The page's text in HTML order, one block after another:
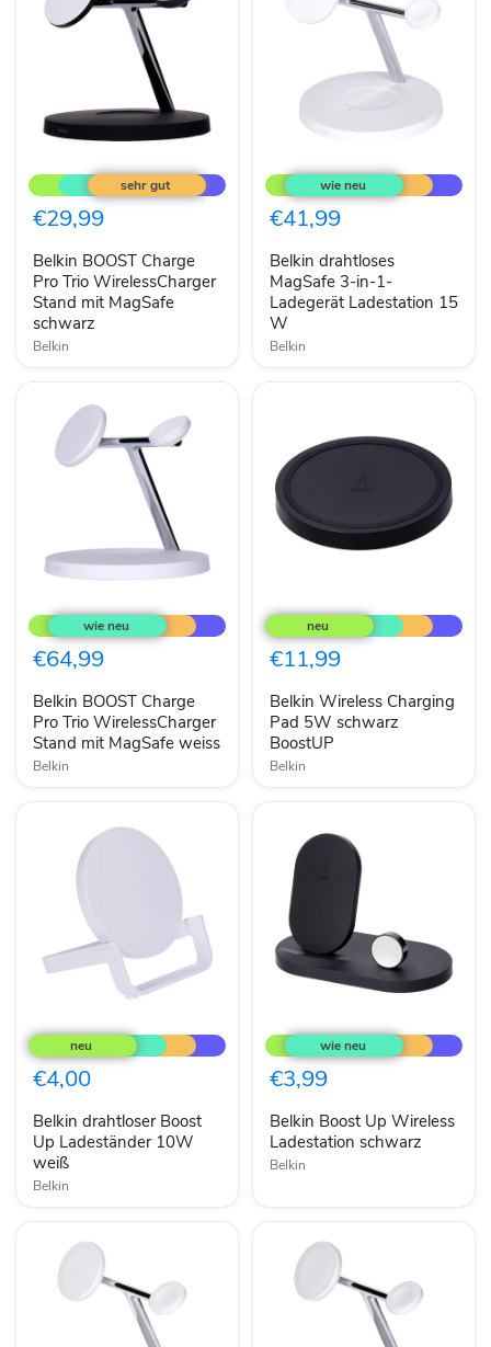
BOOST
Charge
Pro
Trio
Stand
mit
MagSafe
schwarz
€29,99
Belkin BOOST Charge
Pro Trio WirelessCharger
Stand mit MagSafe
schwarz
Belkin
drahtloses
MagSafe
3-
in-
Ladegerät
Ladestation
15
W
€41,99
Belkin drahtloses
MagSafe 3-in-1-
Ladegerät Ladestation 15
W
Belkin
BOOST
Charge
Pro
Trio
Stand
mit
MagSafe
weiss
€64,99
Belkin BOOST Charge
Pro Trio WirelessCharger
Stand mit MagSafe weiss
Belkin
Wireless
Charging
Pad
5W
BoostUP
€11,99
Belkin Wireless Charging
Pad 5W schwarz
BoostUP
Belkin
drahtloser
Boost
Up
Ladeständer
weiß
€4,00
Belkin drahtloser Boost
Up Ladeständer 10W
weiß
Belkin
Boost
Up
Wireless
Ladestation
€3,99
Belkin Boost Up Wireless
Ladestation schwarz
Belkin